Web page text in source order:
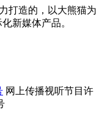
打造的，以大熊猫为
新媒体产品。
网上传播视听节目许